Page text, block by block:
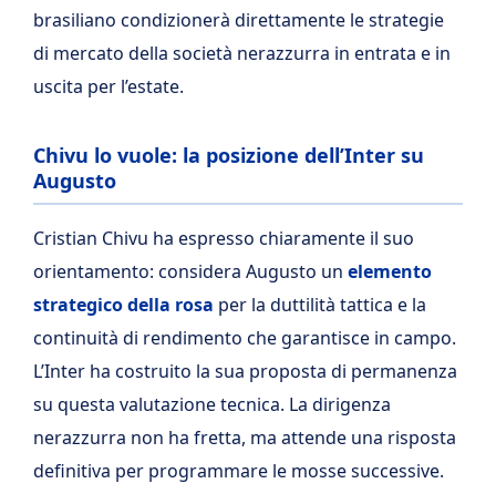
brasiliano condizionerà direttamente le strategie
di mercato della società nerazzurra in entrata e in
uscita per l’estate.
Chivu lo vuole: la posizione dell’Inter su
Augusto
Cristian Chivu ha espresso chiaramente il suo
orientamento: considera Augusto un elemento
strategico della rosa per la duttilità tattica e la
continuità di rendimento che garantisce in campo.
L’Inter ha costruito la sua proposta di permanenza
su questa valutazione tecnica. La dirigenza
nerazzurra non ha fretta, ma attende una risposta
definitiva per programmare le mosse successive.